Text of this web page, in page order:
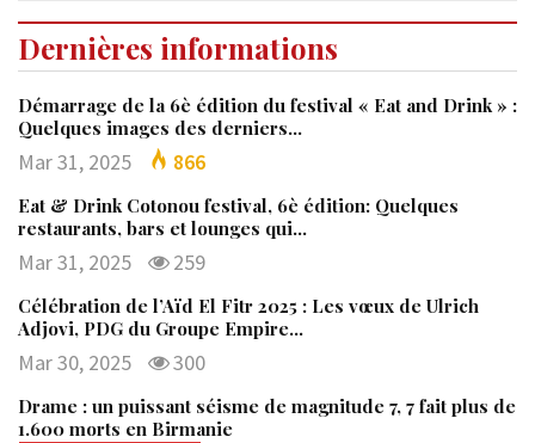
Dernières informations
Démarrage de la 6è édition du festival « Eat and Drink » :
Quelques images des derniers…
Mar 31, 2025 866
Eat & Drink Cotonou festival, 6è édition: Quelques
restaurants, bars et lounges qui…
Mar 31, 2025 259
Célébration de l’Aïd El Fitr 2025 : Les vœux de Ulrich
Adjovi, PDG du Groupe Empire…
Mar 30, 2025 300
Drame : un puissant séisme de magnitude 7, 7 fait plus de
1.600 morts en Birmanie